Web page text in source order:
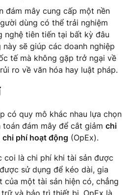
đám mây cung cấp một nền
dùng có thể trải nghiệm
nghệ tiên tiến tại bất kỳ đâu
sẽ giúp các doanh nghiệp
tế mà không gặp trở ngại về
ro về văn hóa hay luật pháp.
có quy mô khác nhau lựa chọn
đám mây để cắt giảm chi
chi phí hoạt động (OpEx).
coi là chi phí khi tài sản được
sử dụng để kéo dài, gia
của một tài sản hiện có, chẳng
và bảo trì thiết bị. OpEx là